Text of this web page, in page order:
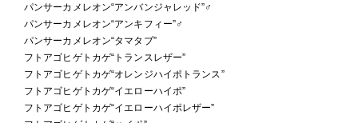
パンサーカメレオン“アンバンジャレッド”♂
パンサーカメレオン“アンキフィー”♂
パンサーカメレオン“タマタブ”
フトアゴヒゲトカゲ“トランスレザー”
フトアゴヒゲトカゲ“オレンジハイポトランス”
フトアゴヒゲトカゲ“イエローハイポ”
フトアゴヒゲトカゲ“イエローハイポレザー”